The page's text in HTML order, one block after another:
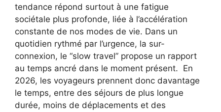
tendance répond surtout à une fatigue
sociétale plus profonde, liée à l’accélération
constante de nos modes de vie. Dans un
quotidien rythmé par l’urgence, la sur-
connexion, le “slow travel” propose un rapport
au temps ancré dans le moment présent. En
2026, les voyageurs prennent donc davantage
le temps, entre des séjours de plus longue
durée, moins de déplacements et des